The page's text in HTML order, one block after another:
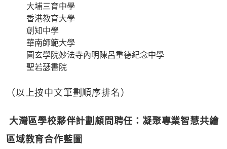
大埔三育中學
香港教育大學
創知中學
華南師範大學
圓玄學院妙法寺內明陳呂重德紀念中學
聖若瑟書院
（以上按中文筆劃順序排名）
大灣區學校夥伴計劃顧問聘任：凝聚專業智慧共繪
區域教育合作藍圖